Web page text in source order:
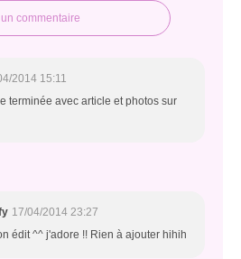
commentaire
2014 15:11
terminée avec article et photos sur
17/04/2014 23:27
édit ^^ j'adore !! Rien à ajouter hihih